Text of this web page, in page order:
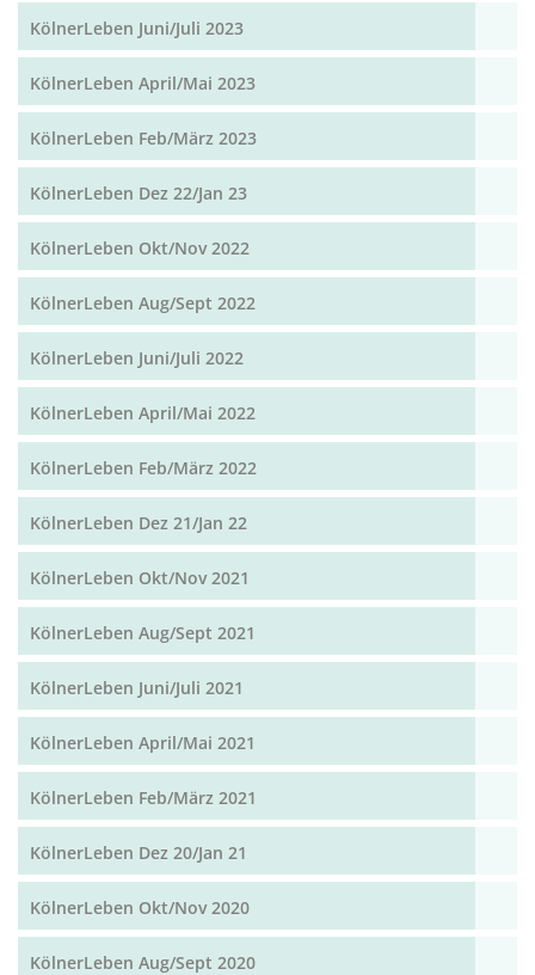
KölnerLeben Juni/Juli 2023
KölnerLeben April/Mai 2023
KölnerLeben Feb/März 2023
KölnerLeben Dez 22/Jan 23
KölnerLeben Okt/Nov 2022
KölnerLeben Aug/Sept 2022
KölnerLeben Juni/Juli 2022
KölnerLeben April/Mai 2022
KölnerLeben Feb/März 2022
KölnerLeben Dez 21/Jan 22
KölnerLeben Okt/Nov 2021
KölnerLeben Aug/Sept 2021
KölnerLeben Juni/Juli 2021
KölnerLeben April/Mai 2021
KölnerLeben Feb/März 2021
KölnerLeben Dez 20/Jan 21
KölnerLeben Okt/Nov 2020
KölnerLeben Aug/Sept 2020